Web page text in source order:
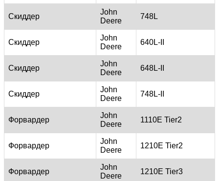
Скиддер
John
Deere
748L
Скиддер
John
Deere
640L-II
Скиддер
John
Deere
648L-II
Скиддер
John
Deere
748L-II
Форвардер
John
Deere
1110E Tier2
Форвардер
John
Deere
1210E Tier2
Форвардер
John
Deere
1210E Tier3